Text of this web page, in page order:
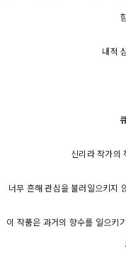
내적
신리라 작가의
너무 흔해 관심을 불러일으키지
이 작품은 과거의 향수를 일으키